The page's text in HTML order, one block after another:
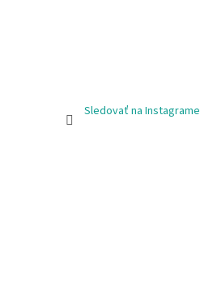
Sledovať na Instagrame